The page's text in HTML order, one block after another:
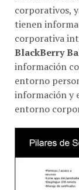
corporativos,
tienen
corporativa
BlackBerry
información
entorno
información y
entorno